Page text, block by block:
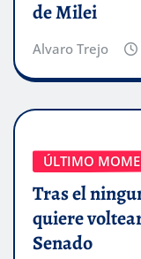
de Milei
Alvaro Trejo
ÚLTIMO
Tras el
quiere
Senado